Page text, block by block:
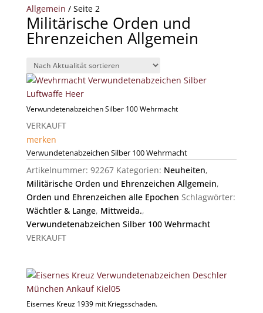
Allgemein / Seite 2
Militärische Orden und
Ehrenzeichen Allgemein
Verwundetenabzeichen Silber 100 Wehrmacht
VERKAUFT
merken
Verwundetenabzeichen Silber 100 Wehrmacht
Artikelnummer: 92267 Kategorien: Neuheiten,
Militärische Orden und Ehrenzeichen Allgemein,
Orden und Ehrenzeichen alle Epochen Schlagwörter:
Wächtler & Lange, Mittweida.,
Verwundetenabzeichen Silber 100 Wehrmacht
VERKAUFT
Eisernes Kreuz 1939 mit Kriegsschaden.